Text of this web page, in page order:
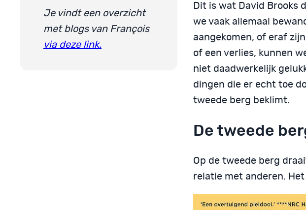
Je vindt een overzicht
met blogs van François
via deze link.
Dit is wat David Brooks
we vaak allemaal
aangekomen, of eraf
of een verlies, kunnen
niet daadwerkelijk
dingen die er echt toe
tweede berg beklimt.
De tweede
Op de tweede berg
relatie met anderen.